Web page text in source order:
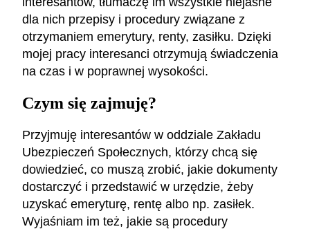
dla nich przepisy i procedury związane z
otrzymaniem emerytury, renty, zasiłku. Dzięki
mojej pracy interesanci otrzymują świadczenia
na czas i w poprawnej wysokości.
Czym się zajmuję?
Przyjmuję interesantów w oddziale Zakładu
Ubezpieczeń Społecznych, którzy chcą się
dowiedzieć, co muszą zrobić, jakie dokumenty
dostarczyć i przedstawić w urzędzie, żeby
uzyskać emeryturę, rentę albo np. zasiłek.
Wyjaśniam im też, jakie są procedury